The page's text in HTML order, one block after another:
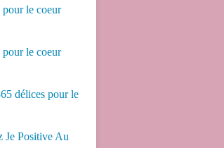
pour le coeur
pour le coeur
délices pour le
Je Positive Au